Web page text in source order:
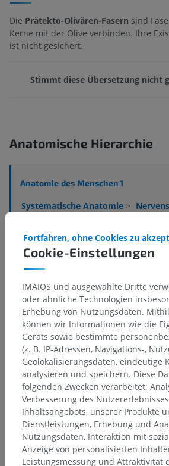
Die Prätekto-Olivären-Fasern sind
Kerne mit der Olive verbinden. Ihre
ist nicht gesichert.
Stimmt diese Übersetzung nicht
Anatomische Hierarchie
Anatomie des Menschen 1
Systematische Anatomie >
Brücke> Brückenhaube> Weiße
Prätekto-Oliväre-Fasern
Darunterliegende Strukturen:
Für
Teil gibt es keine zugehörigen
Übersetzungen
Sie haben einen Fehler
Sie können gerne eine Berichtigung,
inhaltliche Verbesserung
Cookie-Einstellungen
Fortfahren, ohne Cookies zu
IMAIOS und ausgewählte Dritte
oder ähnliche Technologien
Erhebung von Nutzungsdaten.
können wir Informationen wie die
Geräts sowie bestimmte
(z. B. IP-Adressen, Navigations-,
Geolokalisierungsdaten, eindeutige
analysieren und speichern. Diese
folgenden Zwecken verarbeitet:
Verbesserung des
Inhaltsangebots, unserer Produkte
Dienstleistungen, Erhebung und
Nutzungsdaten, Interaktion mit
Anzeige von personalisierten
Leistungsmessung und Attraktivität